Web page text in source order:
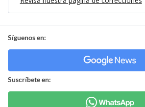
Síguenos en:
Suscríbete en: